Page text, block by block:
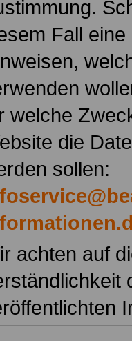
Fall
welche
die
sollen:
achten auf